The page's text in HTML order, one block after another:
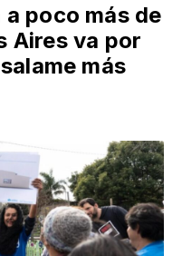
poco más de
Aires va por
más